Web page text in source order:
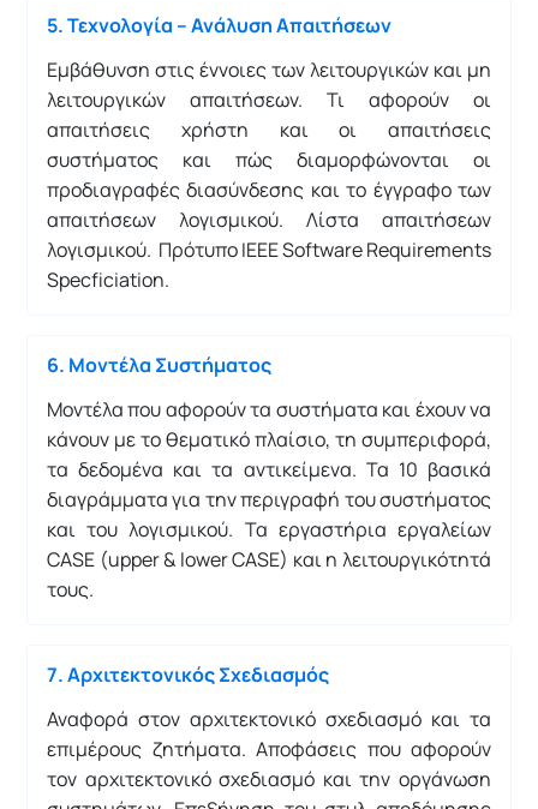
5. Τεχνολογία – Ανάλυση Απαιτήσεων
Εμβάθυνση στις έννοιες των λειτουργικών και μη
λειτουργικών απαιτήσεων. Τι αφορούν οι
απαιτήσεις χρήστη και οι απαιτήσεις
συστήματος και πώς διαμορφώνονται οι
προδιαγραφές διασύνδεσης και το έγγραφο των
απαιτήσεων λογισμικού. Λίστα απαιτήσεων
λογισμικού. Πρότυπο IEEE Software Requirements
Specficiation.
6. Μοντέλα Συστήματος
Μοντέλα που αφορούν τα συστήματα και έχουν να
κάνουν με το θεματικό πλαίσιο, τη συμπεριφορά,
τα δεδομένα και τα αντικείμενα. Τα 10 βασικά
διαγράμματα για την περιγραφή του συστήματος
και του λογισμικού. Τα εργαστήρια εργαλείων
CASE (upper & lower CASE) και η λειτουργικότητά
τους.
7. Αρχιτεκτονικός Σχεδιασμός
Αναφορά στον αρχιτεκτονικό σχεδιασμό και τα
επιμέρους ζητήματα. Αποφάσεις που αφορούν
τον αρχιτεκτονικό σχεδιασμό και την οργάνωση